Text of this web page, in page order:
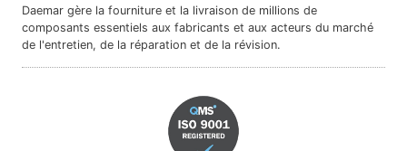
Daemar gère la fourniture et la livraison de millions de
composants essentiels aux fabricants et aux acteurs du marché
de l'entretien, de la réparation et de la révision.